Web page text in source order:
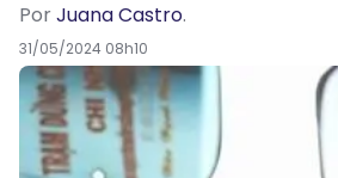
PorJuana Castro.
31/05/2024 08h10